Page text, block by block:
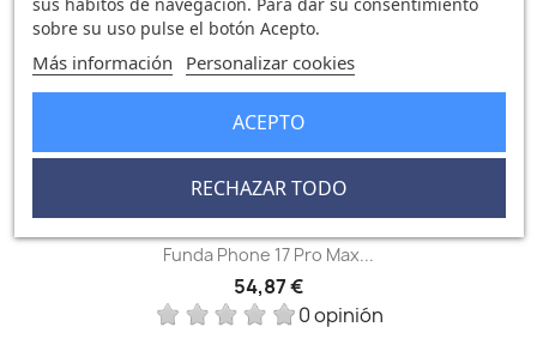
Funda Phone 17 Pro Max...
54,87 €
0 opinión
sobre su uso pulse el botón Acepto.
Más información Personalizar cookies
RECHAZAR TODO
ACEPTO